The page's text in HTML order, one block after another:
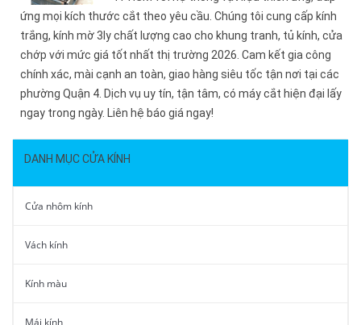
ứng mọi kích thước cắt theo yêu cầu. Chúng tôi cung cấp kính
trắng, kính mờ 3ly chất lượng cao cho khung tranh, tủ kính, cửa
chớp với mức giá tốt nhất thị trường 2026. Cam kết gia công
chính xác, mài cạnh an toàn, giao hàng siêu tốc tận nơi tại các
phường Quận 4. Dịch vụ uy tín, tận tâm, có máy cắt hiện đại lấy
ngay trong ngày. Liên hệ báo giá ngay!
DANH MỤC CỬA KÍNH
Cửa nhôm kính
Vách kính
Kính màu